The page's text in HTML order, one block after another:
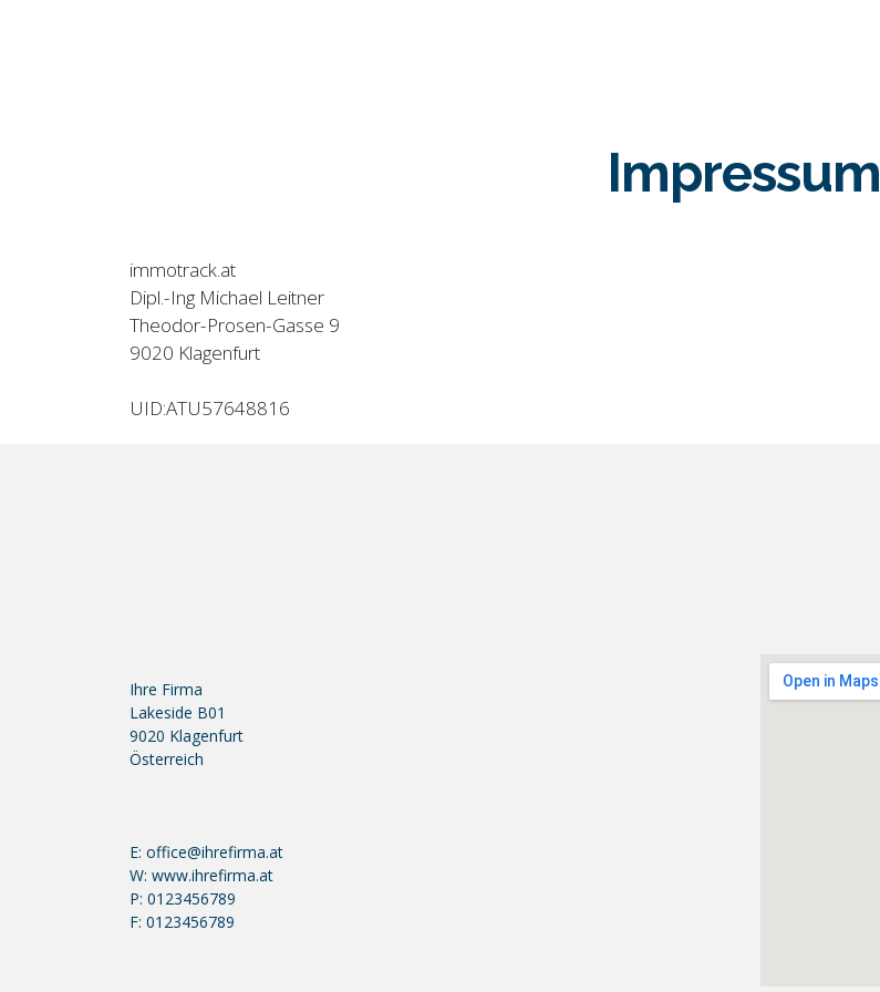
Impressum
immotrack.at
Dipl.-Ing Michael Leitner
Theodor-Prosen-Gasse 9
9020 Klagenfurt
UID:ATU57648816
Ihre Firma
Lakeside B01
9020 Klagenfurt
Österreich
E: office@ihrefirma.at
W: www.ihrefirma.at
P: 0123456789
F: 0123456789